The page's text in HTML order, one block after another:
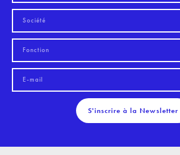
S'inscrire à la Newsletter